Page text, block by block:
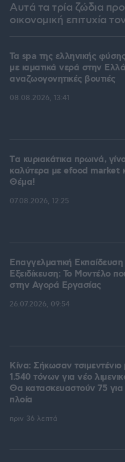
Αυτά τα τρία ζώδια
οικονομική επιτυχία
Τα spa της ελληνικής
με ιαματικά νερά στην
αναζωογονητικές βουτιές
08.08.2026, 13:41
Tα κυριακάτικα πρωινά,
καλύτερα με efood market
Θέμα!
07.08.2026, 12:25
Επαγγελματική
Εξειδίκευση: Το Mοντέλο
στην Aγορά Eργασίας
26.07.2026, 09:54
Κίνα: Σήκωσαν τσιμεντένιο
1.540 τόνων για νέο
Θα κατασκευαστούν 75
πλοία
πριν 36 λεπτά